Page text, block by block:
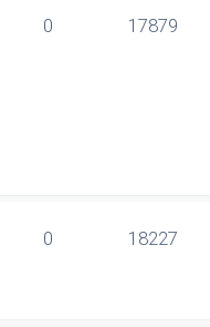
0 17879
0 18227